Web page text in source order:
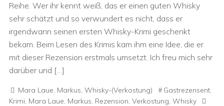
Reihe. Wer ihr kennt weiß, das er einen guten Whisky
sehr schätzt und so verwundert es nicht, dass er
irgendwann seinen ersten Whisky-Krimi geschenkt
bekam. Beim Lesen des Krimis kam ihm eine Idee, die er
mit dieser Rezension erstmals umsetzt. Ich freu mich sehr
darüber und […]
Mara Laue, Markus, Whisky-(Verkostung) Gastrezensent,
Krimi, Mara Laue, Markus, Rezension, Verkostung, Whisky